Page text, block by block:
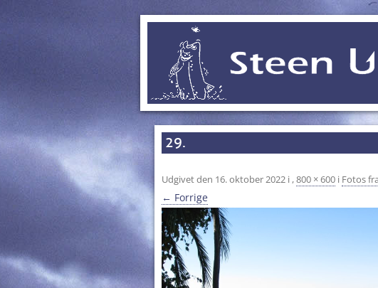
29.
Udgivet den 16. oktober 2022 i ,800 × 600 i Fotos
← Forrige